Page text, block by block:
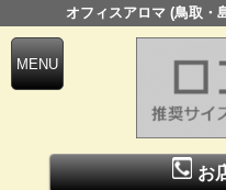
オフィスアロマ (鳥取・
お